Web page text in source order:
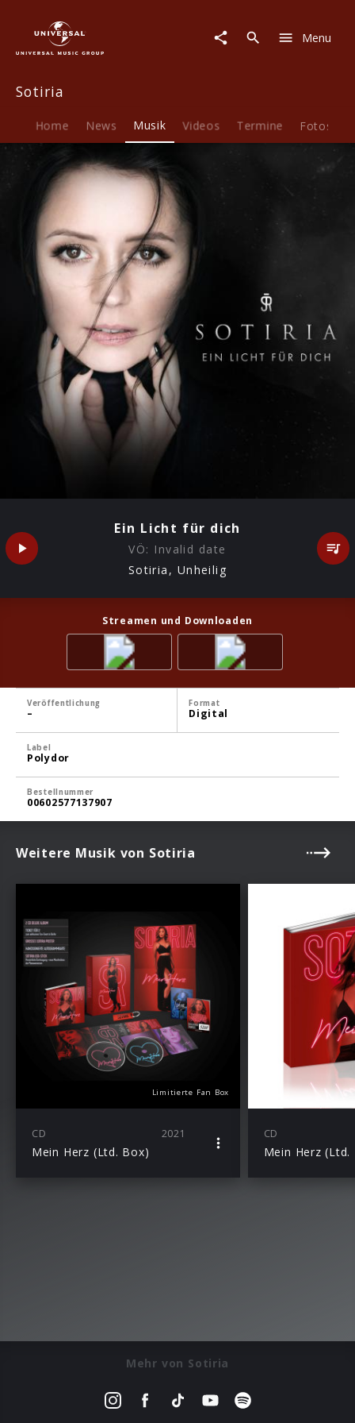
Licht
Menu
Sotiria
Home News Musik Videos Termine Fotos
Ein Licht für dich
VÖ: Invalid date
Sotiria, Unheilig
Streamen und Downloaden
Veröffentlichung
–
Format
Digital
Label
Polydor
Bestellnummer
00602577137907
Weitere Musik von Sotiria
Limitierte Fan Box
CD 2021
Mein Herz (Ltd. Box)
CD
Mehr von Sotiria